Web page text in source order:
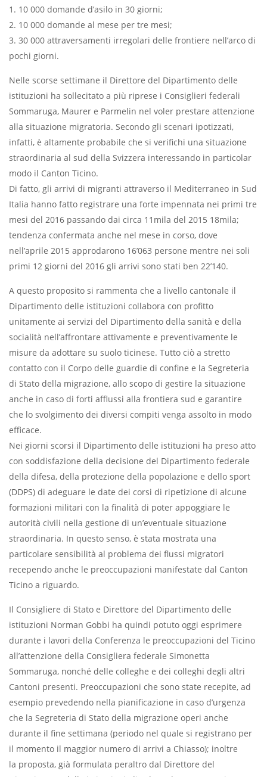
1. 10 000 domande d’asilo in 30 giorni;
2. 10 000 domande al mese per tre mesi;
3. 30 000 attraversamenti irregolari delle frontiere nell’arco di
pochi giorni.
Nelle scorse settimane il Direttore del Dipartimento delle
istituzioni ha sollecitato a più riprese i Consiglieri federali
Sommaruga, Maurer e Parmelin nel voler prestare attenzione
alla situazione migratoria. Secondo gli scenari ipotizzati,
infatti, è altamente probabile che si verifichi una situazione
straordinaria al sud della Svizzera interessando in particolar
modo il Canton Ticino.
Di fatto, gli arrivi di migranti attraverso il Mediterraneo in Sud
Italia hanno fatto registrare una forte impennata nei primi tre
mesi del 2016 passando dai circa 11mila del 2015 18mila;
tendenza confermata anche nel mese in corso, dove
nell’aprile 2015 approdarono 16’063 persone mentre nei soli
primi 12 giorni del 2016 gli arrivi sono stati ben 22’140.
A questo proposito si rammenta che a livello cantonale il
Dipartimento delle istituzioni collabora con profitto
unitamente ai servizi del Dipartimento della sanità e della
socialità nell’affrontare attivamente e preventivamente le
misure da adottare su suolo ticinese. Tutto ciò a stretto
contatto con il Corpo delle guardie di confine e la Segreteria
di Stato della migrazione, allo scopo di gestire la situazione
anche in caso di forti afflussi alla frontiera sud e garantire
che lo svolgimento dei diversi compiti venga assolto in modo
efficace.
Nei giorni scorsi il Dipartimento delle istituzioni ha preso atto
con soddisfazione della decisione del Dipartimento federale
della difesa, della protezione della popolazione e dello sport
(DDPS) di adeguare le date dei corsi di ripetizione di alcune
formazioni militari con la finalità di poter appoggiare le
autorità civili nella gestione di un’eventuale situazione
straordinaria. In questo senso, è stata mostrata una
particolare sensibilità al problema dei flussi migratori
recependo anche le preoccupazioni manifestate dal Canton
Ticino a riguardo.
Il Consigliere di Stato e Direttore del Dipartimento delle
istituzioni Norman Gobbi ha quindi potuto oggi esprimere
durante i lavori della Conferenza le preoccupazioni del Ticino
all’attenzione della Consigliera federale Simonetta
Sommaruga, nonché delle colleghe e dei colleghi degli altri
Cantoni presenti. Preoccupazioni che sono state recepite, ad
esempio prevedendo nella pianificazione in caso d’urgenza
che la Segreteria di Stato della migrazione operi anche
durante il fine settimana (periodo nel quale si registrano per
il momento il maggior numero di arrivi a Chiasso); inoltre
la proposta, già formulata peraltro dal Direttore del